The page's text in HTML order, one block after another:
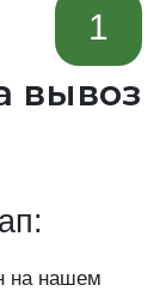
1
вывоз
на нашем